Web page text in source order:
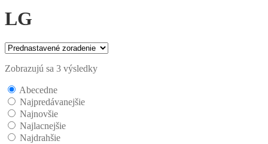
LG
Zobrazujú sa 3 výsledky
Abecedne
Najpredávanejšie
Najnovšie
Najlacnejšie
Najdrahšie